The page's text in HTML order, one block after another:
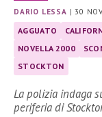
DARIO LESSA |30
AGGUATO
NOVELLA 2000
STOCKTON
La polizia indaga
periferia di